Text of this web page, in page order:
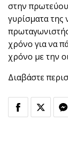
στην
γυρίσματα της
χρόνο για να
χρόνο με την
Διαβάστε